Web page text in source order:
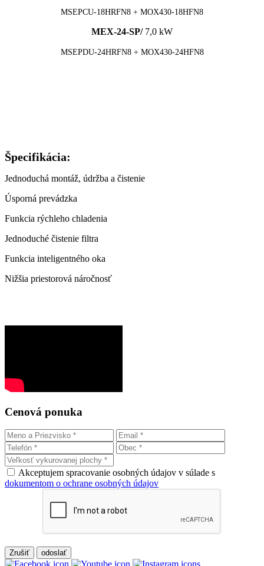
MSEPCU-18HRFN8 + MOX430-18HFN8
MEX-24-SP/ 7,0 kW
MSEPDU-24HRFN8 + MOX430-24HFN8
Špecifikácia:
Jednoduchá montáž, údržba a čistenie
Úsporná prevádzka
Funkcia rýchleho chladenia
Jednoduché čistenie filtra
Funkcia inteligentného oka
Nižšia priestorová náročnosť
Cenová ponuka
Akceptujem spracovanie osobných údajov v súlade s
dokumentom o ochrane osobných údajov
Zrušiť